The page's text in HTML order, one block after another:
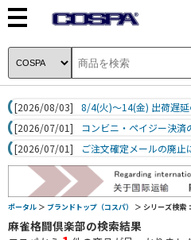
[2026/08/03]
8/4(火)～14(金) 出荷遅
[2026/07/01]
コンビニ・ペイジー決済
[2026/07/01]
ご注文確定メールの廃止
ポータル ＞ ブランドトップ（コスパ） ＞ シリーズ検索
麻雀格闘倶楽部の検索結果